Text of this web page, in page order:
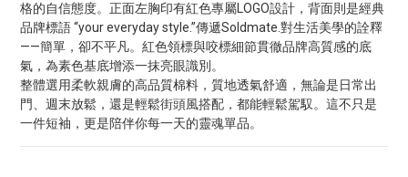
格的自信態度。正面左胸印有紅色專屬LOGO設計，背面則是經典
品牌標語 “your everyday style.”傳遞Soldmate.對生活美學的詮釋
——簡單，卻不平凡。紅色領標與咬標細節貫徹品牌高質感的底
氣，為素色基底增添一抹亮眼識別。
整體選用柔軟親膚的高品質棉料，質地透氣舒適，無論是日常出
門、週末放鬆，還是輕鬆街頭風搭配，都能輕鬆駕馭。這不只是
一件短袖，更是陪伴你每一天的靈魂單品。